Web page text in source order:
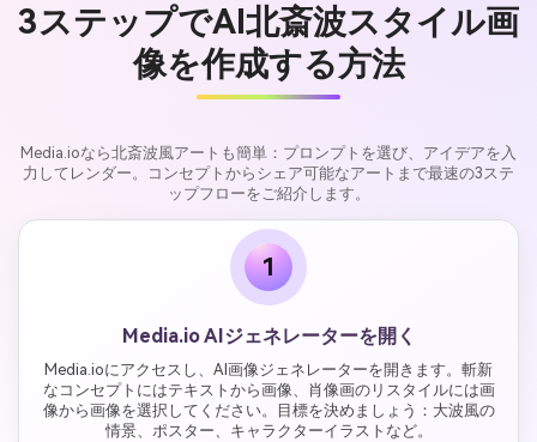
3ステップでAI北斎波スタイル画
像を作成する方法
Media.ioなら北斎波風アートも簡単：プロンプトを選び、アイデアを入
力してレンダー。コンセプトからシェア可能なアートまで最速の3ステ
ップフローをご紹介します。
1
Media.io AIジェネレーターを開く
Media.ioにアクセスし、AI画像ジェネレーターを開きます。斬新
なコンセプトにはテキストから画像、肖像画のリスタイルには画
像から画像を選択してください。目標を決めましょう：大波風の
情景、ポスター、キャラクターイラストなど。